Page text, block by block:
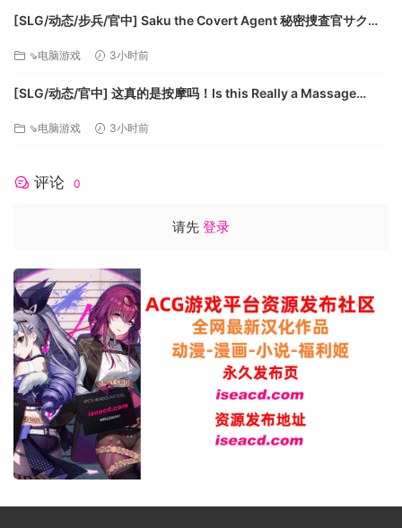
[SLG/动态/步兵/官中] Saku the Covert Agent 秘密捜査官サク动
⇘电脑游戏 3小时前
[SLG/动态/官中] 这真的是按摩吗！Is this Really a Massage
⇘电脑游戏 3小时前
评论 0
请先 登录